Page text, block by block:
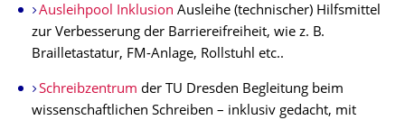
Ausleihpool Inklusion Ausleihe (technischer) Hilfsmittel
zur Verbesserung der Barriereifreiheit, wie z. B.
Brailletastatur, FM-Anlage, Rollstuhl etc..
Schreibzentrum der TU Dresden Begleitung beim
wissenschaftlichen Schreiben – inklusiv gedacht, mit